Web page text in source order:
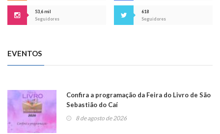
53,6 mil
Seguidores
618
Seguidores
EVENTOS
Confira a programação da Feira do Livro de São
Sebastião do Caí
8 de agosto de 2026